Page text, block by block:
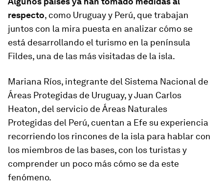
respecto, como Uruguay y Perú, que trabajan
juntos con la mira puesta en analizar cómo se
está desarrollando el turismo en la península
Fildes, una de las más visitadas de la isla.
Mariana Ríos, integrante del Sistema Nacional de
Áreas Protegidas de Uruguay, y Juan Carlos
Heaton, del servicio de Áreas Naturales
Protegidas del Perú, cuentan a Efe su experiencia
recorriendo los rincones de la isla para hablar con
los miembros de las bases, con los turistas y
comprender un poco más cómo se da este
fenómeno.